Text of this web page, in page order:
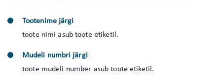
Tootenime järgi
toote nimi asub toote etiketil.
Mudeli numbri järgi
toote mudeli number asub toote etiketil.